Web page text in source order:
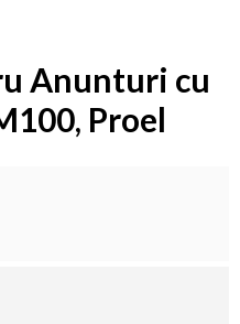
Anunturi cu
Proel